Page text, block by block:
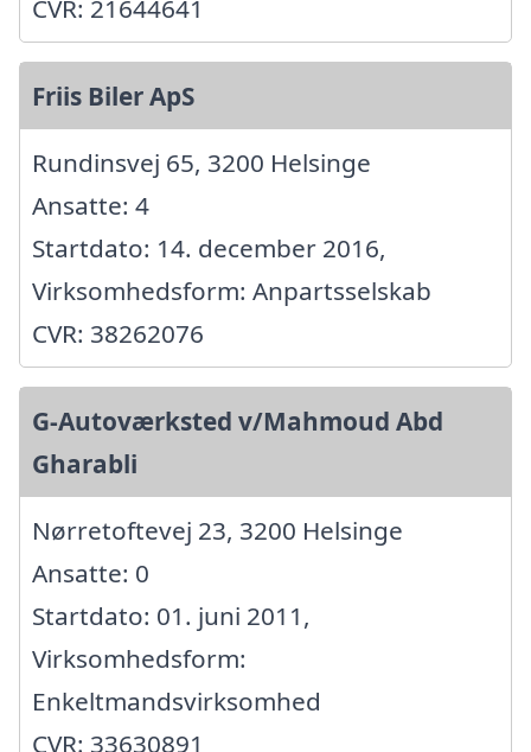
CVR: 21644641
Friis Biler ApS
Rundinsvej 65, 3200 Helsinge
Ansatte: 4
Startdato: 14. december 2016,
Virksomhedsform: Anpartsselskab
CVR: 38262076
G-Autoværksted v/Mahmoud Abd
Gharabli
Nørretoftevej 23, 3200 Helsinge
Ansatte: 0
Startdato: 01. juni 2011,
Virksomhedsform:
Enkeltmandsvirksomhed
CVR: 33630891